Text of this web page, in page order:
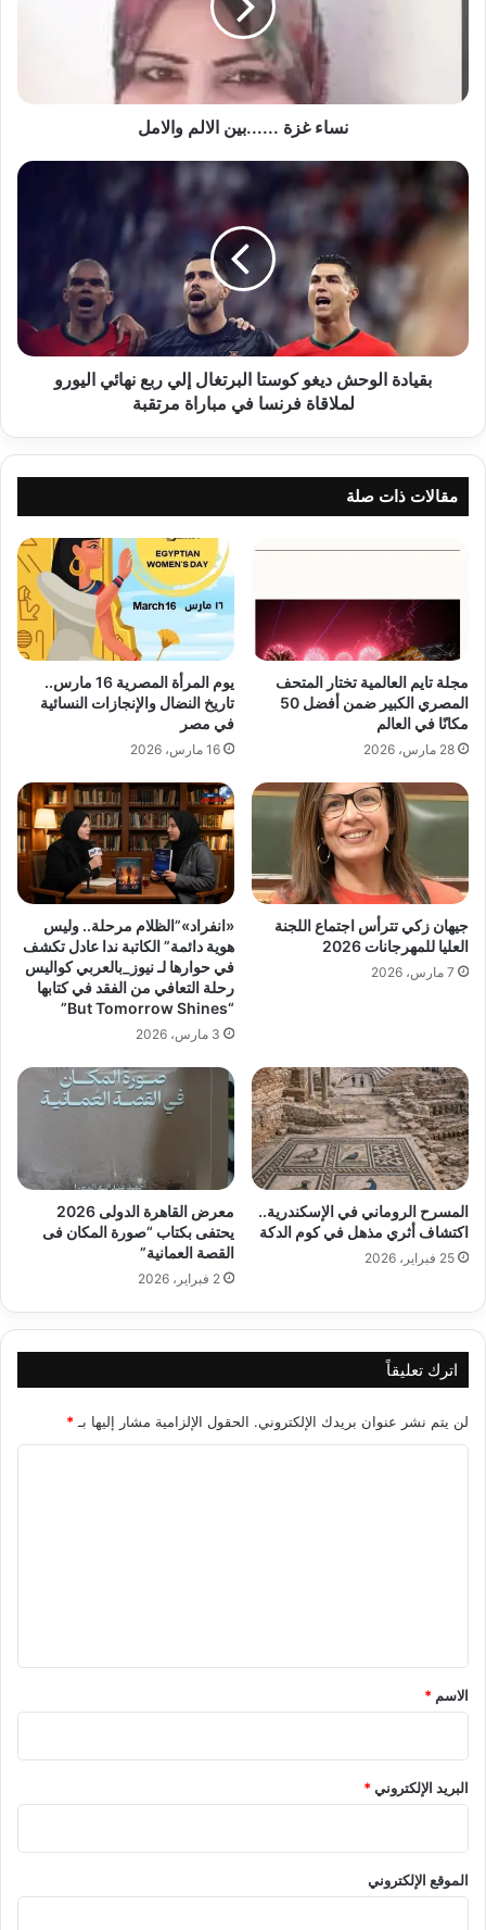
نساء غزة ......بين الالم والامل
بقيادة
الوحش
ديغو
كوستا
اليورو
لملاقاةبقيادة الوحش ديغو كوستا البرتغال إلي ربع نهائي اليورو
لملاقاة فرنسا في مباراة مرتقبة
مقالات ذات صلة
مجلة تايم العالمية تختار المتحف
المصري الكبير ضمن أفضل 50
مكانًا في العالم
28 مارس، 2026
يوم المرأة المصرية 16 مارس..
تاريخ النضال والإنجازات النسائية
في مصر
16 مارس، 2026
جيهان زكي تترأس اجتماع اللجنة
العليا للمهرجانات 2026
7 مارس، 2026
«انفراد»”الظلام مرحلة.. وليس
هوية دائمة” الكاتبة ندا عادل تكشف
في حوارها لـ نيوز_بالعربي كواليس
رحلة التعافي من الفقد في كتابها
“But Tomorrow Shines”
3 مارس، 2026
المسرح الروماني في الإسكندرية..
اكتشاف أثري مذهل في كوم الدكة
25 فبراير، 2026
معرض القاهرة الدولى 2026
يحتفى بكتاب “صورة المكان فى
القصة العمانية”
2 فبراير، 2026
اترك تعليقاً
لن يتم نشر عنوان بريدك الإلكتروني. الحقول الإلزامية مشار إليها بـ *
*
الاسم *
البريد الإلكتروني*
الموقع الإلكتروني